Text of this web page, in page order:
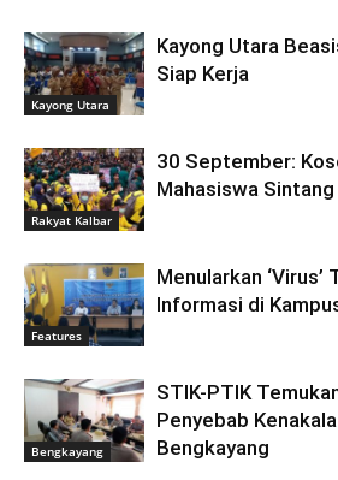
Kayong Utara
Kayong Utara
Siap Kerja
Rakyat Kalbar
30 September:
Mahasiswa Sintang
Features
Menularkan ‘Virus’
Informasi di
Bengkayang
STIK-PTIK
Penyebab
Bengkayang